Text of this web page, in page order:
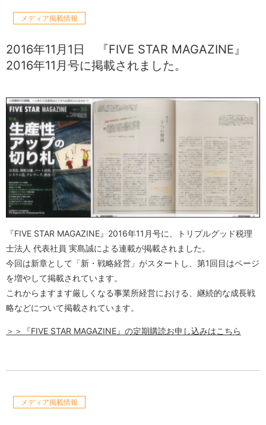
メディア掲載情報
2016年11月1日
『FIVE STAR MAGAZINE』
2016年11月号に掲載されました。
『FIVE STAR MAGAZINE』2016年11月号に、トリプルグッド税理
士法人 代表社員 実島誠による連載が掲載されました。
今回は新章として「新・戦略経営」がスタートし、第1回目はページ
を増やして掲載されています。
これからますます厳しくなる事業所経営における、継続的な成長戦
略などについて掲載されています。
＞＞『FIVE STAR MAGAZINE』の定期購読お申し込みはこちら
メディア掲載情報